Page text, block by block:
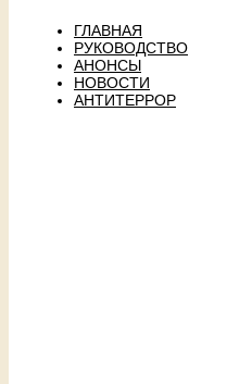
ГЛАВНАЯ
РУКОВОДСТВО
АНОНСЫ
НОВОСТИ
АНТИТЕРРОР